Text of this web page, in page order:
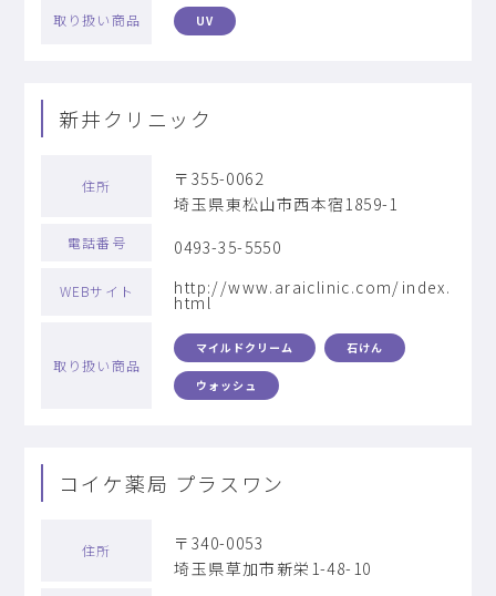
取り扱い商品 UV
新井クリニック
住所
〒355-0062
埼玉県東松山市西本宿1859-1
電話番号 0493-35-5550
WEBサイト http://www.araiclinic.com/index.
html
取り扱い商品
マイルドクリーム 石けん
ウォッシュ
コイケ薬局 プラスワン
住所
〒340-0053
埼玉県草加市新栄1-48-10